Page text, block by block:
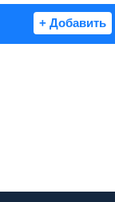
+ Добавить